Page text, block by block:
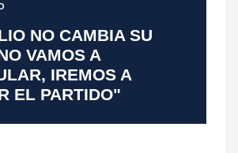
NO CAMBIA SU
VAMOS A
IREMOS A
EL PARTIDO"